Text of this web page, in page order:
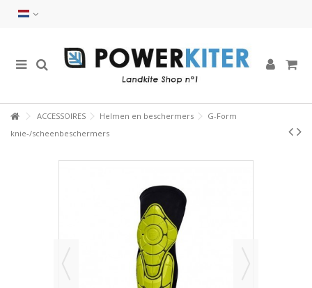
ACCESSOIRES Helmen en beschermers
G-Form
knie-/scheenbeschermers